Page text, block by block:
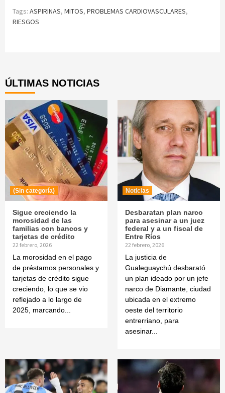
Tags: ASPIRINAS, MITOS, PROBLEMAS CARDIOVASCULARES,
RIESGOS
ÚLTIMAS NOTICIAS
(Sin categoría)
Sigue creciendo la
morosidad de las
familias con bancos y
tarjetas de crédito
22 febrero, 2026
La morosidad en el pago
de préstamos personales y
tarjetas de crédito sigue
creciendo, lo que se vio
reflejado a lo largo de
2025, marcando...
Noticias
Desbaratan plan narco
para asesinar a un juez
federal y a un fiscal de
Entre Ríos
22 febrero, 2026
La justicia de
Gualeguaychú desbarató
un plan ideado por un jefe
narco de Diamante, ciudad
ubicada en el extremo
oeste del territorio
entrerriano, para
asesinar...